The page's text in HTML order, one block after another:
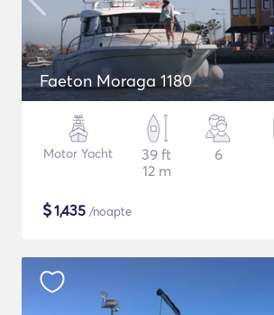
Faeton Moraga 1180
Motor Yacht
39 ft
12 m
6
$1,435 /noapte